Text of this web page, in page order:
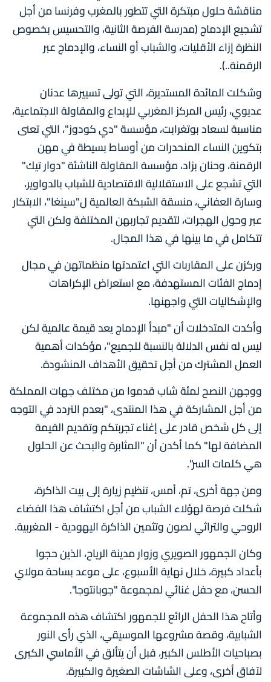
مناقشة حلول مبتكرة التي تتطور بالمغرب وفرنسا من أجل
تشجيع الإدماج (مدرسة الفرصة الثانية، والتحسيس بخصوص
النظرة إزاء الأقليات، والشباب أو النساء، والإدماج عبر
الرقمنة..).
وشكلت المائدة المستديرة، التي تولى تسييرها عدنان
عديوي، رئيس المركز المغربي للإبداع والمقاولة الاجتماعية،
مناسبة لسعاد بوتغرابت، مؤسسة "دي كودوز"، التي تعنى
بتكوين النساء المنحدرات من أوساط بسيطة في مهن
الرقمنة، وحنان بزاد، مؤسسة المقاولة الناشئة "دوار تيك"
التي تشجع على الاستقلالية الاقتصادية للشباب بالدواوير،
وسارة العفاني، منسقة الشبكة العالمية ل"سينغا"، الابتكار
عبر وحول الهجرات، لتقديم تجاربهن المختلفة ولكن التي
تتكامل في ما بينها في هذا المجال.
وركزن على المقاربات التي اعتمدتها منظماتهن في مجال
إدماج الفئات المستهدفة، مع استعراض الإكراهات
والإشكاليات التي واجهنها.
وأكدت المتدخلات أن "مبدأ الإدماج يعد قيمة عالمية لكن
ليس له نفس الدلالة بالنسبة للجميع"، مؤكدات أهمية
العمل المشترك من أجل تحقيق الأهداف المنشودة.
ووجهن النصح لمئة شاب قدموا من مختلف جهات المملكة
من أجل المشاركة في هذا المنتدى، "بعدم التردد في التوجه
إلى كل شخص قادر على إغناء تجربتكم وتقديم القيمة
المضافة لها" كما أكدن أن "المثابرة والبحث عن الحلول
هي كلمات السر".
ومن جهة أخرى، تم، أمس، تنظيم زيارة إلى بيت الذاكرة،
شكلت فرصة لهؤلاء الشباب من أجل اكتشاف هذا الفضاء
الروحي والتراثي لصون وتثمين الذاكرة اليهودية - المغربية.
وكان الجمهور الصويري وزوار مدينة الرياح، الذين حجوا
بأعداد كبيرة، خلال نهاية الأسبوع، على موعد بساحة مولاي
الحسن، مع حفل غنائي لمجموعة "جوبانتوجا".
وأتاح هذا الحفل الرائع للجمهور اكتشاف هذه المجموعة
الشبابية، وقصة مشروعها الموسيقي، الذي رأى النور
بصباحيات الأطلس الكبير، قبل أن يتألق في الأماسي الكبرى
لآفاق أخرى، وعلى الشاشات الصغيرة والكبيرة.